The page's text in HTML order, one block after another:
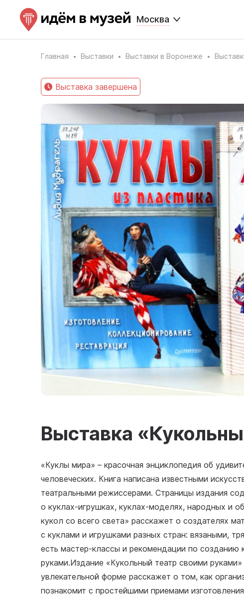
Москва
Главная Выставки Выставки в Воронеже
Выставка завершена
Выставка
«Куклы мира» – красочная энциклопедия об
человеческих. Книга написана известными
театральными режиссерами. Страницы издания
о куклах-игрушках, куклах-моделях, народных и
кукол со всего света» расскажет о создателях
с куклами и игрушками разных стран: вязаными,
есть мастер-классы и рекомендации по созданию
руками.Издание «Кукольный театр своими
увлекательной форме расскажет о том, как
познакомит с простейшими приемами